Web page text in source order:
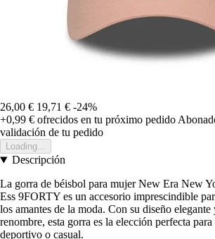
26,00 € 19,71 € -24%
+0,99 € ofrecidos en tu próximo pedido
validación de tu pedido
Loading...
Descripción
La gorra de béisbol para mujer New Era New
Ess 9FORTY es un accesorio imprescindible
los amantes de la moda. Con su diseño elegante
renombre, esta gorra es la elección perfecta
deportivo o casual.